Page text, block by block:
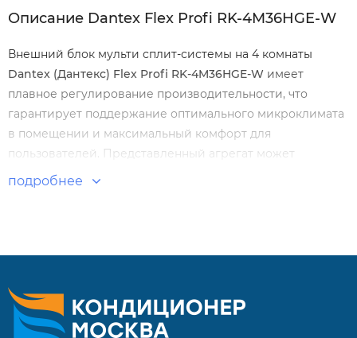
Описание Dantex Flex Profi RK-4M36HGE-W
Внешний блок мульти сплит-системы на 4 комнаты
Dantex (Дантекс) Flex Profi RK-4M36HGE-W имеет
плавное регулирование производительности, что
гарантирует поддержание оптимального микроклимата
в помещении и максимальный комфорт для
пользователей. Представленный агрегат может
монтироваться в любом удобном месте, не занимая
Высокий показатель энергетической эффективности.
Компактные размеры.
подробнее